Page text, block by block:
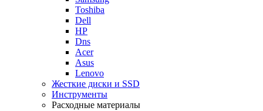
Toshiba
Dell
HP
Dns
Acer
Asus
Lenovo
Жесткие диски и SSD
Инструменты
Расходные материалы